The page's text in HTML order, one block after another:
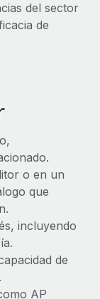
Tardas
del sector
de
o en un
que
incluyendo
de
AP